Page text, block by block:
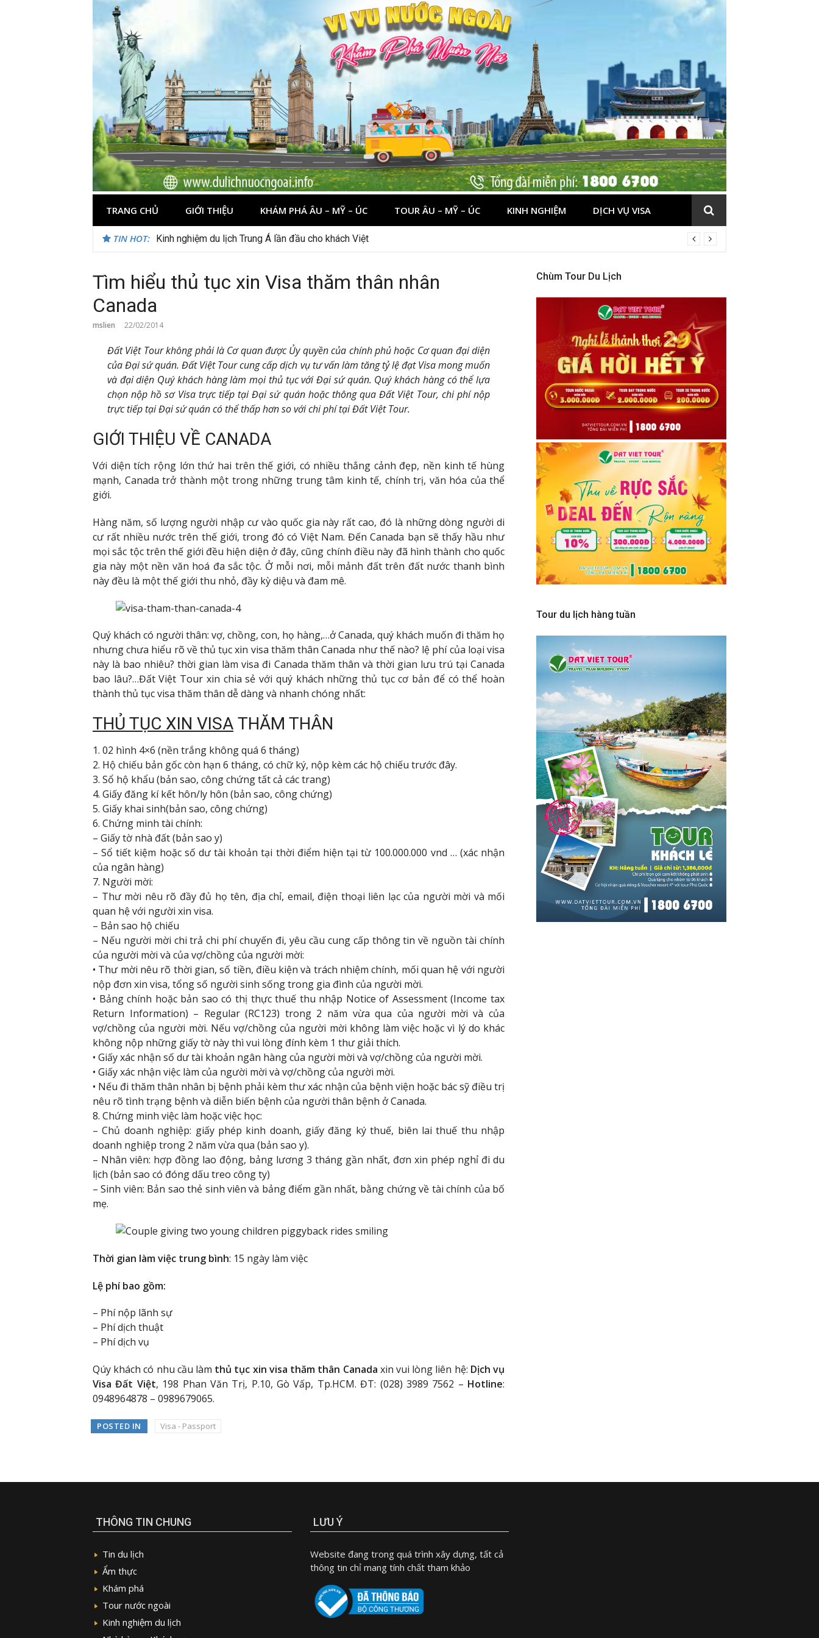
TRANG CHỦ GIỚI THIỆU KHÁM PHÁ ÂU – MỸ – ÚC TOUR ÂU – MỸ – ÚC KINH NGHIỆM DỊCH VỤ VISA
TIN HOT: Du lịch Maldives – Lần đầu nên đi đâu, chơi gì?
Tìm hiểu thủ tục xin Visa thăm thân nhân
Canada
mslien 22/02/2014
Đất Việt Tour không phải là Cơ quan được Ủy quyền của chính phủ hoặc Cơ quan đại diện
của Đại sứ quán. Đất Việt Tour cung cấp dịch vụ tư vấn làm tăng tỷ lệ đạt Visa mong muốn
và đại diện Quý khách hàng làm mọi thủ tục với Đại sứ quán. Quý khách hàng có thể lựa
chọn nộp hồ sơ Visa trực tiếp tại Đại sứ quán hoặc thông qua Đất Việt Tour, chi phí nộp
trực tiếp tại Đại sứ quán có thể thấp hơn so với chi phí tại Đất Việt Tour.
GIỚI THIỆU VỀ CANADA
Với diện tích rộng lớn thứ hai trên thế giới, có nhiều thắng cảnh đẹp, nền kinh tế hùng
mạnh, Canada trở thành một trong những trung tâm kinh tế, chính trị, văn hóa của thể
giới.
Hàng năm, số lượng người nhập cư vào quốc gia này rất cao, đó là những dòng người di
cư rất nhiều nước trên thế giới, trong đó có Việt Nam. Đến Canada bạn sẽ thấy hầu như
mọi sắc tộc trên thế giới đều hiện diện ở đây, cũng chính điều này đã hình thành cho quốc
gia này một nền văn hoá đa sắc tộc. Ở mỗi nơi, mỗi mảnh đất trên đất nước thanh bình
này đều là một thế giới thu nhỏ, đầy kỳ diệu và đam mê.
Quý khách có người thân: vợ, chồng, con, họ hàng,…ở Canada, quý khách muốn đi thăm họ
nhưng chưa hiểu rõ về thủ tục xin visa thăm thân Canada như thế nào? lệ phí của loại visa
này là bao nhiêu? thời gian làm visa đi Canada thăm thân và thời gian lưu trú tại Canada
bao lâu?…Đất Việt Tour xin chia sẻ với quý khách những thủ tục cơ bản để có thể hoàn
thành thủ tục visa thăm thân dễ dàng và nhanh chóng nhất:
THỦ TỤC XIN VISA THĂM THÂN
1. 02 hình 4×6 (nền trắng không quá 6 tháng)
2. Hộ chiếu bản gốc còn hạn 6 tháng, có chữ ký, nộp kèm các hộ chiếu trước đây.
3. Sổ hộ khẩu (bản sao, công chứng tất cả các trang)
4. Giấy đăng kí kết hôn/ly hôn (bản sao, công chứng)
5. Giấy khai sinh(bản sao, công chứng)
6. Chứng minh tài chính:
– Giấy tờ nhà đất (bản sao y)
– Sổ tiết kiệm hoặc số dư tài khoản tại thời điểm hiện tại từ 100.000.000 vnd … (xác nhận
của ngân hàng)
7. Người mời:
– Thư mời nêu rõ đầy đủ họ tên, địa chỉ, email, điện thoại liên lạc của người mời và mối
quan hệ với người xin visa.
– Bản sao hộ chiếu
– Nếu người mời chi trả chi phí chuyến đi, yêu cầu cung cấp thông tin về nguồn tài chính
của người mời và của vợ/chồng của người mời:
• Thư mời nêu rõ thời gian, số tiền, điều kiện và trách nhiệm chính, mối quan hệ với người
nộp đơn xin visa, tổng số người sinh sống trong gia đình của người mời.
• Bảng chính hoặc bản sao có thị thực thuế thu nhập Notice of Assessment (Income tax
Return Information) – Regular (RC123) trong 2 năm vừa qua của người mời và của
vợ/chồng của người mời. Nếu vợ/chồng của người mời không làm việc hoặc vì lý do khác
không nộp những giấy tờ này thì vui lòng đính kèm 1 thư giải thích.
• Giấy xác nhận số dư tài khoản ngân hàng của người mời và vợ/chồng của người mời.
• Giấy xác nhận việc làm của người mời và vợ/chồng của người mời.
• Nếu đi thăm thân nhân bị bệnh phải kèm thư xác nhận của bệnh viện hoặc bác sỹ điều trị
nêu rõ tình trạng bệnh và diễn biến bệnh của người thân bệnh ở Canada.
8. Chứng minh việc làm hoặc việc học:
– Chủ doanh nghiệp: giấy phép kinh doanh, giấy đăng ký thuế, biên lai thuế thu nhập
doanh nghiệp trong 2 năm vừa qua (bản sao y).
– Nhân viên: hợp đồng lao động, bảng lương 3 tháng gần nhất, đơn xin phép nghỉ đi du
lịch (bản sao có đóng dấu treo công ty)
– Sinh viên: Bản sao thẻ sinh viên và bảng điểm gần nhất, bằng chứng về tài chính của bố
mẹ.
Thời gian làm việc trung bình: 15 ngày làm việc
Lệ phí bao gồm:
– Phí nộp lãnh sự
– Phí dịch thuật
– Phí dịch vụ
Qúy khách có nhu cầu làm thủ tục xin visa thăm thân Canada xin vui lòng liên hệ: Dịch vụ
Visa Đất Việt, 198 Phan Văn Trị, P.10, Gò Vấp, Tp.HCM. ĐT: (028) 3989 7562 – Hotline:
0948964878 – 0989679065.
POSTED IN Visa - Passport
Chùm Tour Du Lịch
Tour du lịch hàng tuần
THÔNG TIN CHUNG
Tin du lịch
Ẩm thực
Khám phá
Tour nước ngoài
Kinh nghiệm du lịch
LƯU Ý
Website đang trong quá trình xây dựng, tất cả
thông tin chỉ mang tính chất tham khảo